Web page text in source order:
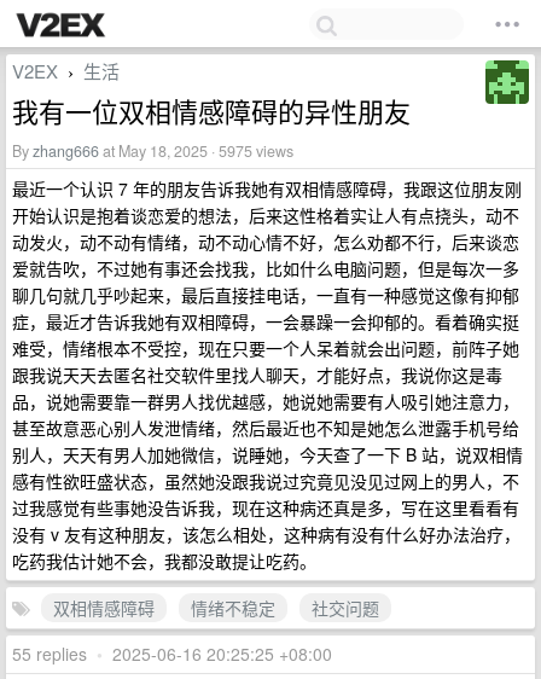
V2EX › 生活
我有一位双相情感障碍的异性朋友
Byzhang666at May 18, 2025 · 5975 views
最近一个认识 7 年的朋友告诉我她有双相情感障碍，我跟这位朋友刚
开始认识是抱着谈恋爱的想法，后来这性格着实让人有点挠头，动不
动发火，动不动有情绪，动不动心情不好，怎么劝都不行，后来谈恋
爱就告吹，不过她有事还会找我，比如什么电脑问题，但是每次一多
聊几句就几乎吵起来，最后直接挂电话，一直有一种感觉这像有抑郁
症，最近才告诉我她有双相障碍，一会暴躁一会抑郁的。看着确实挺
难受，情绪根本不受控，现在只要一个人呆着就会出问题，前阵子她
跟我说天天去匿名社交软件里找人聊天，才能好点，我说你这是毒
品，说她需要靠一群男人找优越感，她说她需要有人吸引她注意力，
甚至故意恶心别人发泄情绪，然后最近也不知是她怎么泄露手机号给
别人，天天有男人加她微信，说睡她，今天查了一下 B 站，说双相情
感有性欲旺盛状态，虽然她没跟我说过究竟见没见过网上的男人，不
过我感觉有些事她没告诉我，现在这种病还真是多，写在这里看看有
没有 v 友有这种朋友，该怎么相处，这种病有没有什么好办法治疗，
吃药我估计她不会，我都没敢提让吃药。
双相情感障碍
情绪不稳定
社交问题
55 replies • 2025-06-16 20:25:25 +08:00